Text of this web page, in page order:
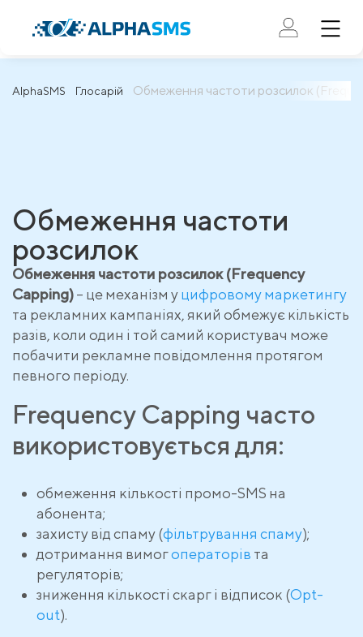
AlphaSMS Глосарій Обмеження частоти розсилок
Обмеження частоти
розсилок
Обмеження частоти розсилок (Frequency
Capping)– це механізм уцифровому маркетингу
та рекламних кампаніях, який обмежує кількість
разів, коли один і той самий користувач може
побачити рекламне повідомлення протягом
певного періоду.
Frequency Capping часто
використовується для:
обмеження кількості промо-SMS на
абонента;
захисту від спаму (фільтрування спаму);
дотримання вимогоператорів та
регуляторів;
зниження кількості скарг і відписок (Opt-
out).